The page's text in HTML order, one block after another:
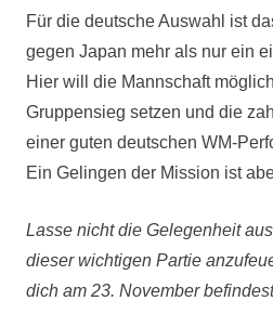
Für die deutsche Auswahl ist
gegen Japan mehr als nur ein
Hier will die Mannschaft
Gruppensieg setzen und die
einer guten deutschen WM-
Ein Gelingen der Mission ist
Lasse nicht die Gelegenheit
dieser wichtigen Partie
dich am 23. November